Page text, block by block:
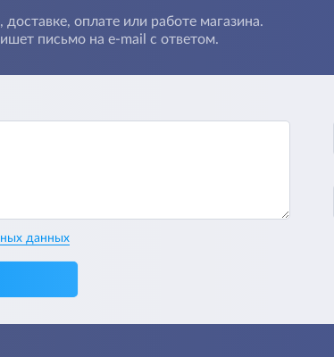
оплате или работе магазина.
письмо на e-mail с ответом.
данных